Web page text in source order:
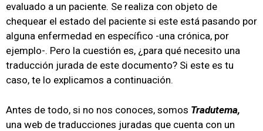
evaluado a un paciente. Se realiza con objeto de
chequear el estado del paciente si este está pasando por
alguna enfermedad en específico -una crónica, por
ejemplo-. Pero la cuestión es, ¿para qué necesito una
traducción jurada de este documento? Si este es tu
caso, te lo explicamos a continuación.
Antes de todo, si no nos conoces, somos Tradutema,
una web de traducciones juradas que cuenta con un